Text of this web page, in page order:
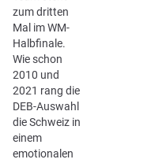
zum dritten
Mal im WM-
Halbfinale.
Wie schon
2010 und
2021 rang die
DEB-Auswahl
die Schweiz in
einem
emotionalen